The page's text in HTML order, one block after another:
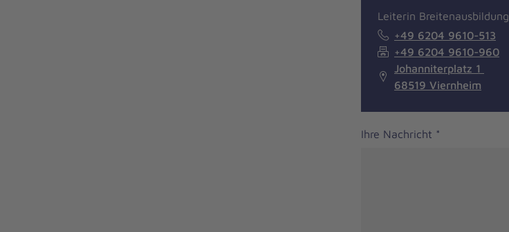
Leiterin Breitenausbildung
+49 6204 9610-513
+49 6204 9610-960
Johanniterplatz 1
68519 Viernheim
Ihre Nachricht *